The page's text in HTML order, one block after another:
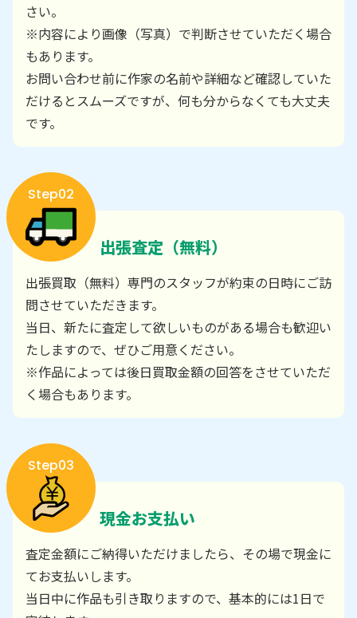
さい。
※内容により画像（写真）で判断させていただく場合
もあります。
お問い合わせ前に作家の名前や詳細など確認していた
だけるとスムーズですが、何も分からなくても大丈夫
です。
Step02
出張査定（無料）
出張買取（無料）専門のスタッフが約束の日時にご訪
問させていただきます。
当日、新たに査定して欲しいものがある場合も歓迎い
たしますので、ぜひご用意ください。
※作品によっては後日買取金額の回答をさせていただ
く場合もあります。
Step03
現金お支払い
査定金額にご納得いただけましたら、その場で現金に
てお支払いします。
当日中に作品も引き取りますので、基本的には1日で